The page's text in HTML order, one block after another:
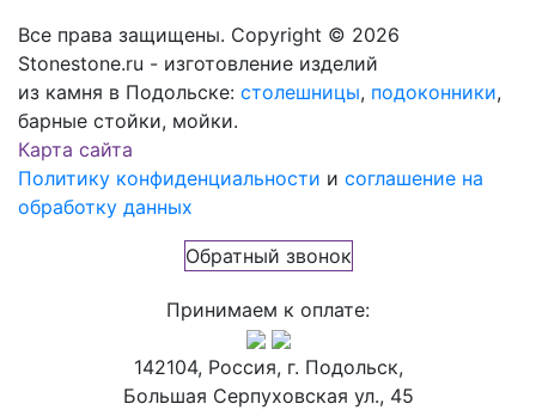
Все права защищены. Copyright © 2026
Stonestone.ru - изготовление изделий
из камня в Подольске: столешницы, подоконники,
барные стойки, мойки.
Карта сайта
Политику конфиденциальности и соглашение на
обработку данных
Обратный звонок
Принимаем к оплате:
142104, Россия, г. Подольск,
Большая Серпуховская ул., 45